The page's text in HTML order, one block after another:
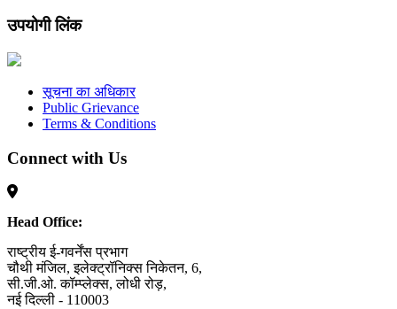
उपयोगी लिंक
सूचना का अधिकार
Public Grievance
Terms & Conditions
Connect with Us
Head Office:
राष्ट्रीय ई-गवर्नेंस प्रभाग
चौथी मंजिल, इलेक्ट्रॉनिक्स निकेतन, 6,
सी.जी.ओ. कॉम्प्लेक्स, लोधी रोड़,
नई दिल्ली - 110003